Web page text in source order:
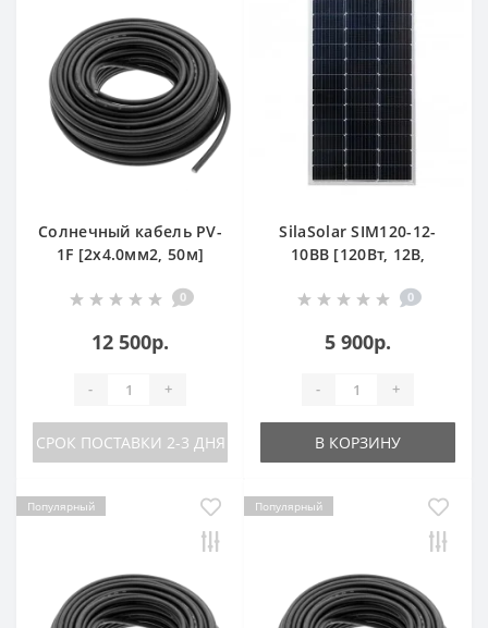
Солнечный кабель PV-
1F [2x4.0мм2, 50м]
0
12 500р.
- +
СРОК ПОСТАВКИ 2-3 ДНЯ
SilaSolar SIM120-12-
10BB [120Вт, 12В,
0
5 900р.
- +
В КОРЗИНУ
Популярный Популярный